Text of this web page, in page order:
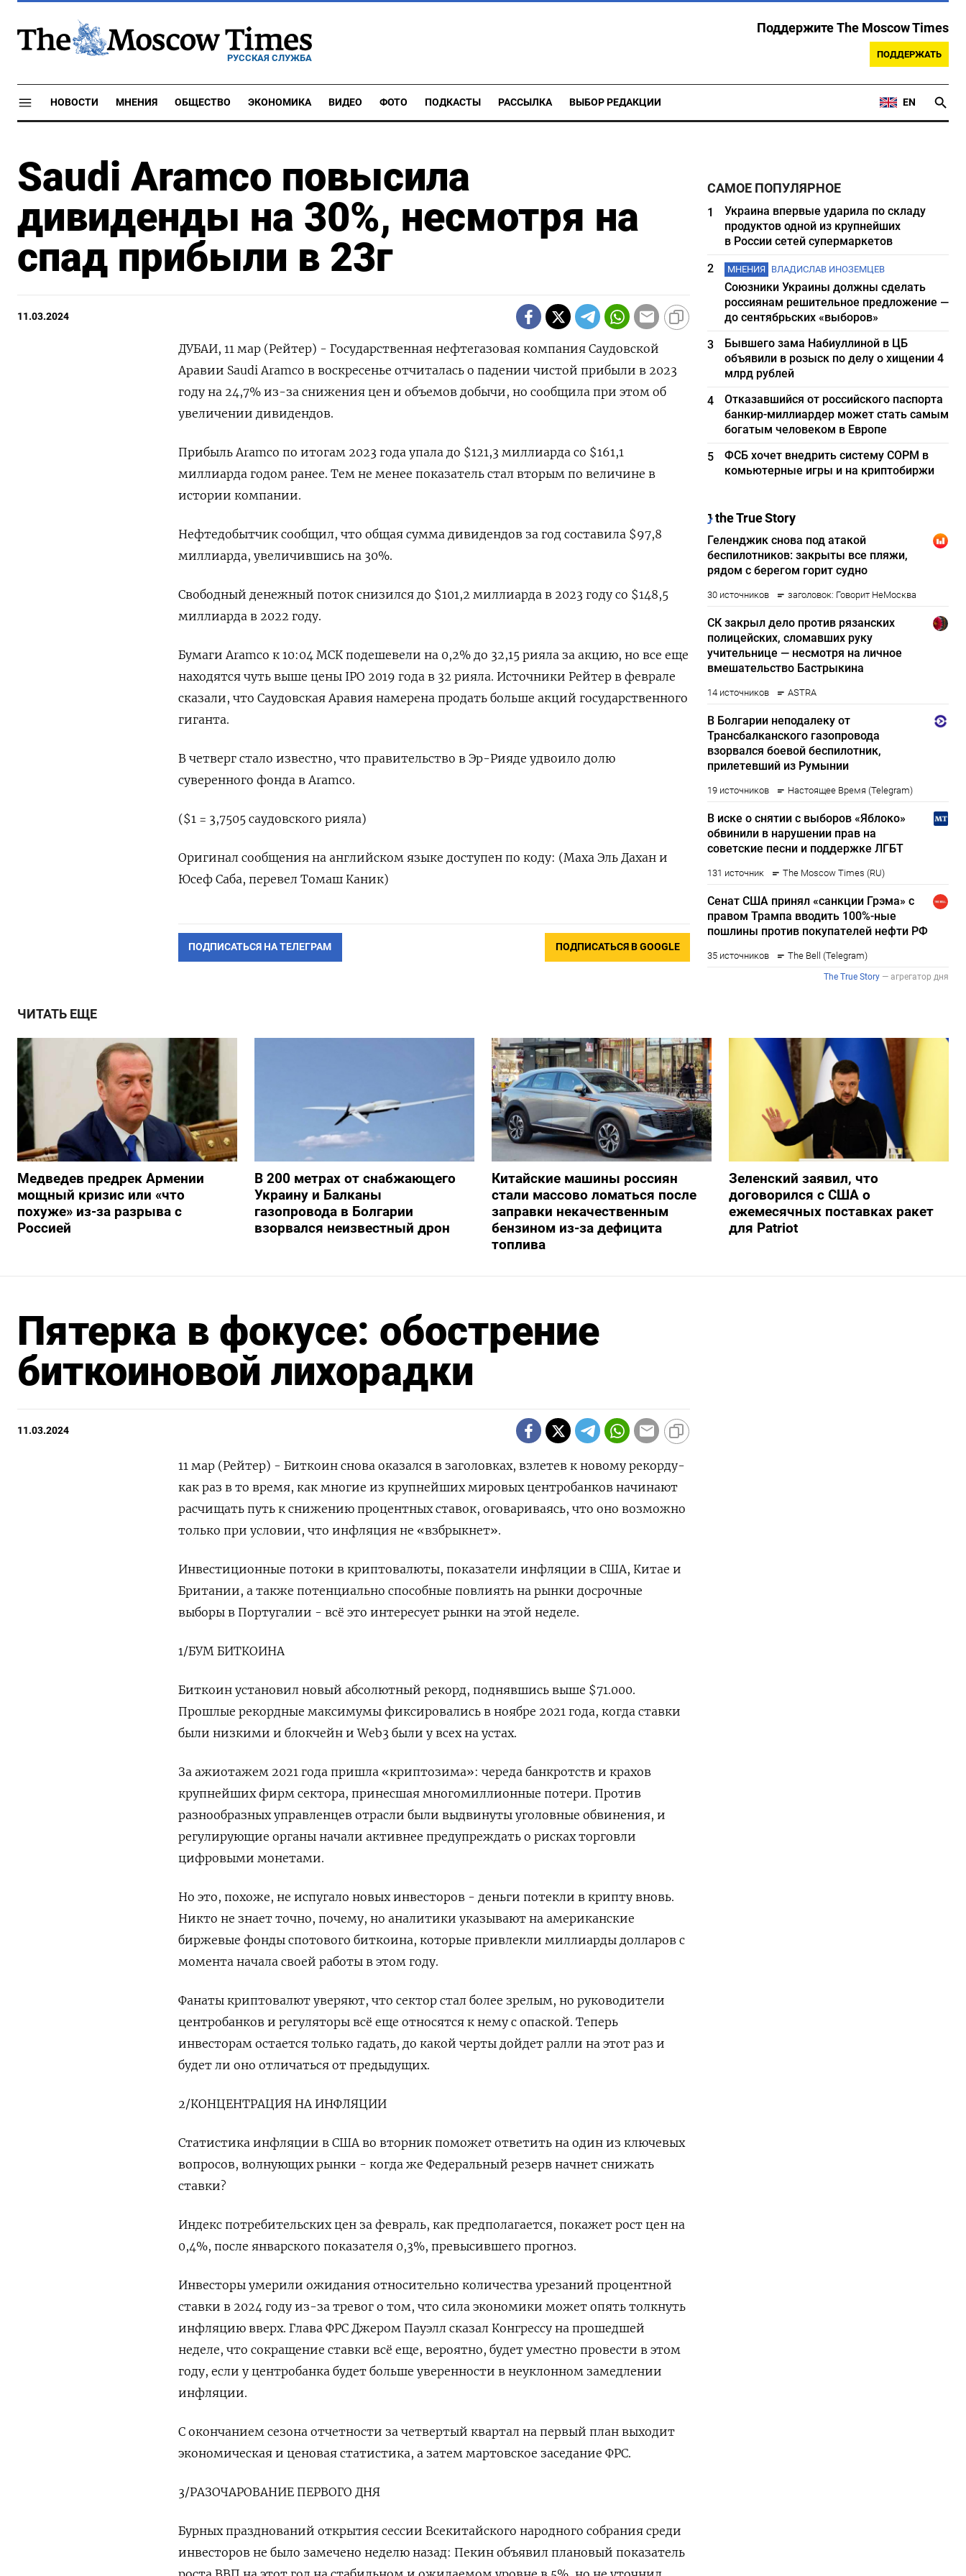
РУССКАЯ СЛУЖБА
Поддержите The Moscow Times
ПОДДЕРЖАТЬ
НОВОСТИ МНЕНИЯ ОБЩЕСТВО ЭКОНОМИКА ВИДЕО ФОТО ПОДКАСТЫ РАССЫЛКА ВЫБОР РЕДАКЦИИ EN
Saudi Aramco повысила
дивиденды на 30%, несмотря на
спад прибыли в 23г
11.03.2024
ДУБАИ, 11 мар (Рейтер) - Государственная нефтегазовая компания Саудовской
Аравии Saudi Aramco в воскресенье отчиталась о падении чистой прибыли в 2023
году на 24,7% из-за снижения цен и объемов добычи, но сообщила при этом об
увеличении дивидендов.
Прибыль Aramco по итогам 2023 года упала до $121,3 миллиарда со $161,1
миллиарда годом ранее. Тем не менее показатель стал вторым по величине в
истории компании.
Нефтедобытчик сообщил, что общая сумма дивидендов за год составила $97,8
миллиарда, увеличившись на 30%.
Свободный денежный поток снизился до $101,2 миллиарда в 2023 году со $148,5
миллиарда в 2022 году.
Бумаги Aramco к 10:04 МСК подешевели на 0,2% до 32,15 рияла за акцию, но все еще
находятся чуть выше цены IPO 2019 года в 32 рияла. Источники Рейтер в феврале
сказали, что Саудовская Аравия намерена продать больше акций государственного
гиганта.
В четверг стало известно, что правительство в Эр-Рияде удвоило долю
суверенного фонда в Aramco.
($1 = 3,7505 саудовского рияла)
Оригинал сообщения на английском языке доступен по коду: (Маха Эль Дахан и
Юсеф Саба, перевел Томаш Каник)
ПОДПИСАТЬСЯ НА ТЕЛЕГРАМ ПОДПИСАТЬСЯ В GOOGLE
САМОЕ ПОПУЛЯРНОЕ
1
Украина впервые ударила по складу
продуктов одной из крупнейших
в России сетей супермаркетов
2
МНЕНИЯ ВЛАДИСЛАВ ИНОЗЕМЦЕВ
Союзники Украины должны сделать
россиянам решительное предложение —
до сентябрьских «выборов»
3
Бывшего зама Набиуллиной в ЦБ
объявили в розыск по делу о хищении 4
млрд рублей
4
Отказавшийся от российского паспорта
банкир-миллиардер может стать самым
богатым человеком в Европе
5
ФСБ хочет внедрить систему СОРМ в
комьютерные игры и на криптобиржи
ЧИТАТЬ ЕЩЕ
Медведев предрек Армении
мощный кризис или «что
похуже» из-за разрыва с
Россией
В 200 метрах от снабжающего
Украину и Балканы
газопровода в Болгарии
взорвался неизвестный дрон
Китайские машины россиян
стали массово ломаться после
заправки некачественным
бензином из-за дефицита
топлива
Зеленский заявил, что
договорился с США о
ежемесячных поставках ракет
для Patriot
Пятерка в фокусе: обострение
биткоиновой лихорадки
11.03.2024
11 мар (Рейтер) - Биткоин снова оказался в заголовках, взлетев к новому рекорду-
как раз в то время, как многие из крупнейших мировых центробанков начинают
расчищать путь к снижению процентных ставок, оговариваясь, что оно возможно
только при условии, что инфляция не «взбрыкнет».
Инвестиционные потоки в криптовалюты, показатели инфляции в США, Китае и
Британии, а также потенциально способные повлиять на рынки досрочные
выборы в Португалии - всё это интересует рынки на этой неделе.
1/БУМ БИТКОИНА
Биткоин установил новый абсолютный рекорд, поднявшись выше $71.000.
Прошлые рекордные максимумы фиксировались в ноябре 2021 года, когда ставки
были низкими и блокчейн и Web3 были у всех на устах.
За ажиотажем 2021 года пришла «криптозима»: череда банкротств и крахов
крупнейших фирм сектора, принесшая многомиллионные потери. Против
разнообразных управленцев отрасли были выдвинуты уголовные обвинения, и
регулирующие органы начали активнее предупреждать о рисках торговли
цифровыми монетами.
Но это, похоже, не испугало новых инвесторов - деньги потекли в крипту вновь.
Никто не знает точно, почему, но аналитики указывают на американские
биржевые фонды спотового биткоина, которые привлекли миллиарды долларов с
момента начала своей работы в этом году.
Фанаты криптовалют уверяют, что сектор стал более зрелым, но руководители
центробанков и регуляторы всё еще относятся к нему с опаской. Теперь
инвесторам остается только гадать, до какой черты дойдет ралли на этот раз и
будет ли оно отличаться от предыдущих.
2/КОНЦЕНТРАЦИЯ НА ИНФЛЯЦИИ
Статистика инфляции в США во вторник поможет ответить на один из ключевых
вопросов, волнующих рынки - когда же Федеральный резерв начнет снижать
ставки?
Индекс потребительских цен за февраль, как предполагается, покажет рост цен на
0,4%, после январского показателя 0,3%, превысившего прогноз.
Инвесторы умерили ожидания относительно количества урезаний процентной
ставки в 2024 году из-за тревог о том, что сила экономики может опять толкнуть
инфляцию вверх. Глава ФРС Джером Пауэлл сказал Конгрессу на прошедшей
неделе, что сокращение ставки всё еще, вероятно, будет уместно провести в этом
году, если у центробанка будет больше уверенности в неуклонном замедлении
инфляции.
С окончанием сезона отчетности за четвертый квартал на первый план выходит
экономическая и ценовая статистика, а затем мартовское заседание ФРС.
3/РАЗОЧАРОВАНИЕ ПЕРВОГО ДНЯ
Бурных празднований открытия сессии Всекитайского народного собрания среди
инвесторов не было замечено неделю назад: Пекин объявил плановый показатель